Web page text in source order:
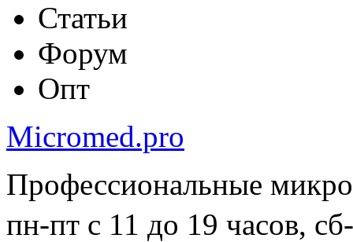
Статьи
Форум
Опт
Micromed.pro
Профессиональные
пн-пт с 11 до 19 часов,